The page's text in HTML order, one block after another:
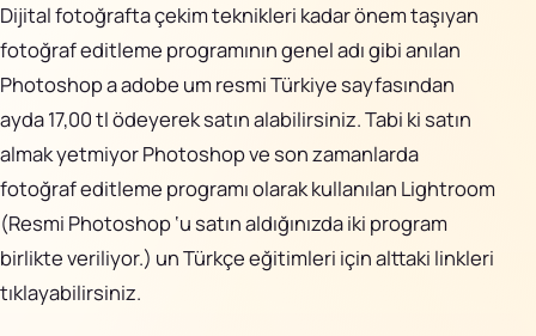
İletişim
Instagram
X
LinkedIn
YouTube
Dijital fotoğrafta çekim teknikleri kadar önem taşıyan
fotoğraf editleme programının genel adı gibi anılan
Photoshop a adobe um resmi Türkiye sayfasından
ayda 17,00 tlödeyerek satın alabilirsiniz. Tabi ki satın
almak yetmiyor Photoshop ve son zamanlarda
fotoğraf editleme programı olarak kullanılan Lightroom
(Resmi Photoshop ‘u satın aldığınızda iki program
birlikte veriliyor.) un Türkçe eğitimleri için alttaki linkleri
tıklayabilirsiniz.